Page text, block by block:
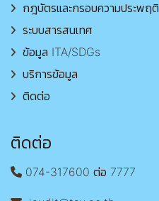
กฎบัตรและกรอบความประพฤติ
ระบบสารสนเทศ
ข้อมูล ITA/SDGs
บริการข้อมูล
ติดต่อ
ติดต่อ
074-317600 ต่อ 7777